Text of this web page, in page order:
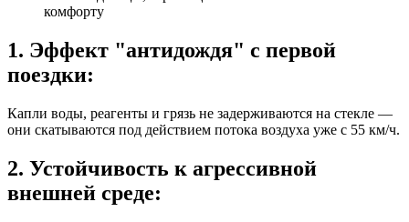
комфорту
1. Эффект "антидождя" с первой
поездки:
Капли воды, реагенты и грязь не задерживаются на стекле —
они скатываются под действием потока воздуха уже с 55 км/ч.
2. Устойчивость к агрессивной
внешней среде: